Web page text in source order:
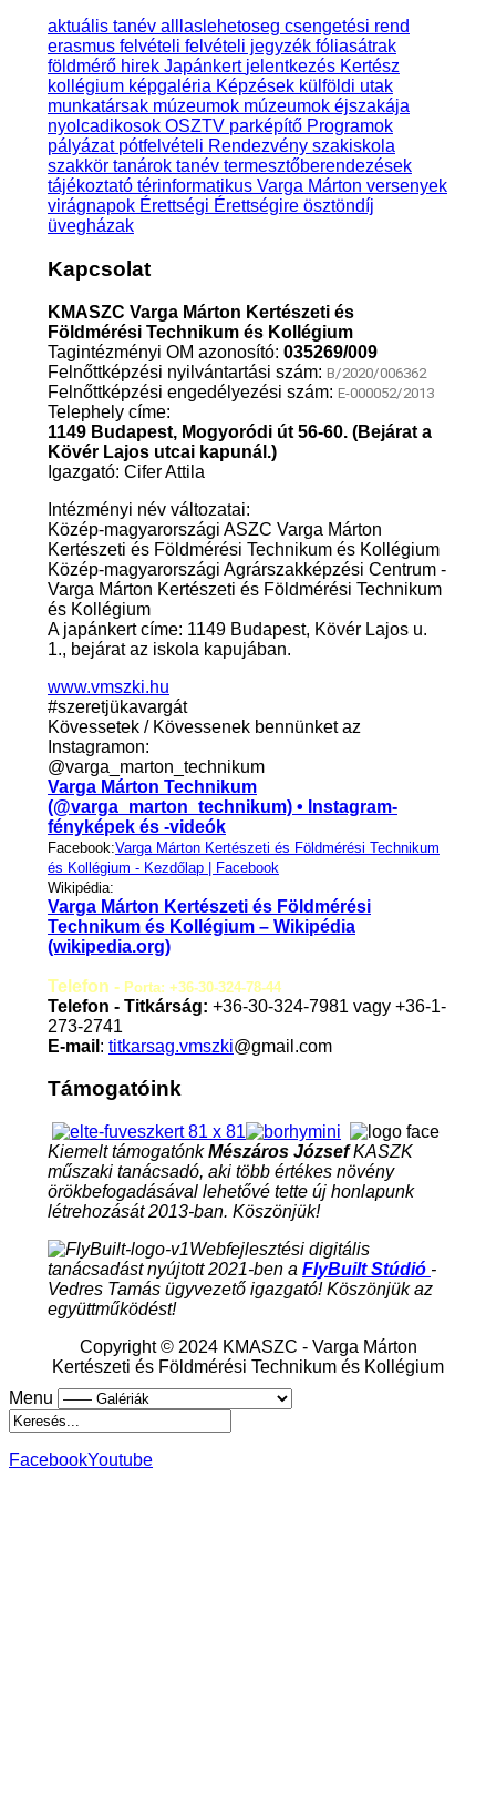
aktuális tanév alllaslehetoseg csengetési rend
erasmus felvételi felvételi jegyzék fóliasátrak
földmérő hirek Japánkert jelentkezés Kertész
kollégium képgaléria Képzések külföldi utak
munkatársak múzeumok múzeumok éjszakája
nyolcadikosok OSZTV parképítő Programok
pályázat pótfelvételi Rendezvény szakiskola
szakkör tanárok tanév termesztőberendezések
tájékoztató térinformatikus Varga Márton versenyek
virágnapok Érettségi Érettségire ösztöndíj
üvegházak
Kapcsolat
KMASZC Varga Márton Kertészeti és
Földmérési Technikum és Kollégium
Tagintézményi OM azonosító: 035269/009
Felnőttképzési nyilvántartási szám: B/2020/006362
Felnőttképzési engedélyezési szám: E-000052/2013
Telephely címe:
1149 Budapest, Mogyoródi út 56-60. (Bejárat a
Kövér Lajos utcai kapunál.)
Igazgató: Cifer Attila
Intézményi név változatai:
Közép-magyarországi ASZC Varga Márton
Kertészeti és Földmérési Technikum és Kollégium
Közép-magyarországi Agrárszakképzési Centrum -
Varga Márton Kertészeti és Földmérési Technikum
és Kollégium
A japánkert címe: 1149 Budapest, Kövér Lajos u.
1., bejárat az iskola kapujában.
www.vmszki.hu
#szeretjükavargát
Kövessetek / Kövessenek bennünket az
Instagramon:
@varga_marton_technikum
Varga Márton Technikum
(@varga_marton_technikum) • Instagram-
fényképek és -videók
Facebook:Varga Márton Kertészeti és Földmérési Technikum
és Kollégium - Kezdőlap | Facebook
Wikipédia:
Varga Márton Kertészeti és Földmérési
Technikum és Kollégium – Wikipédia
(wikipedia.org)
Telefon - Porta: +36-30-324-78-44
Telefon - Titkárság: +36-30-324-7981 vagy +36-1-
273-2741
E-mail : titkarsag.vmszki@gmail.com
Támogatóink
Kiemelt támogatónkMészáros JózsefKASZK
műszaki tanácsadó, aki több értékes növény
örökbefogadásával lehetővé tette új honlapunk
létrehozását 2013-ban. Köszönjük!
Webfejlesztési digitális
tanácsadást nyújtott 2021-ben a FlyBuilt Stúdió -
Vedres Tamás ügyvezető igazgató! Köszönjük az
együttműködést!
Copyright © 2024 KMASZC - Varga Márton
Kertészeti és Földmérési Technikum és Kollégium
Menu
FacebookYoutube